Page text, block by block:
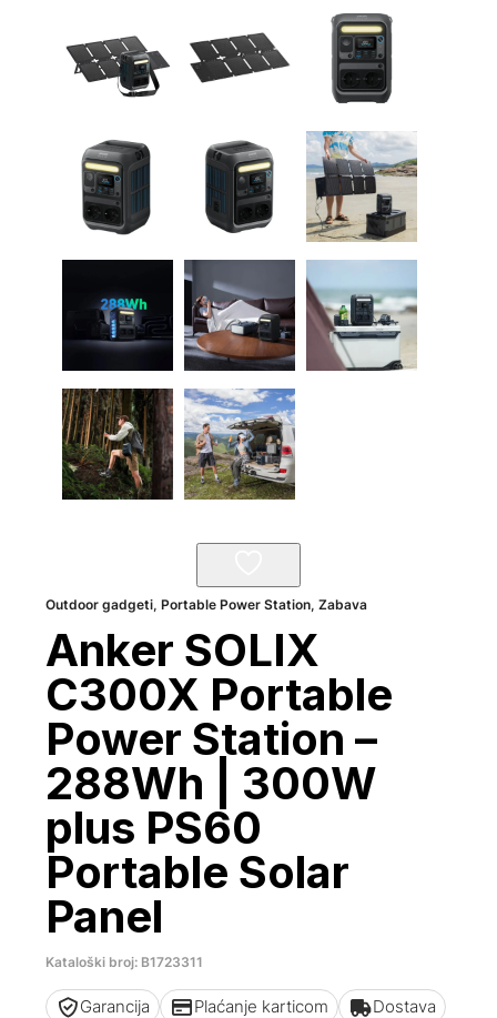
Outdoor gadgeti,Portable Power Station,Zabava
Anker SOLIX
C300X Portable
Power Station –
288Wh | 300W
plus PS60
Portable Solar
Panel
Kataloški broj: B1723311
Garancija Plaćanje karticom
Dostava